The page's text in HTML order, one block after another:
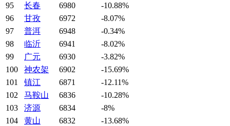
95
长春 6980
-10.88%
96
甘孜 6972
-8.07%
97
普洱 6948
-0.34%
98
临沂 6941
-8.02%
99
广元 6930
-3.82%
100
神农架 6902
-15.69%
101
镇江 6871
-12.11%
102
马鞍山 6836
-10.28%
103
济源 6834
-8%
104
黄山 6832
-13.68%